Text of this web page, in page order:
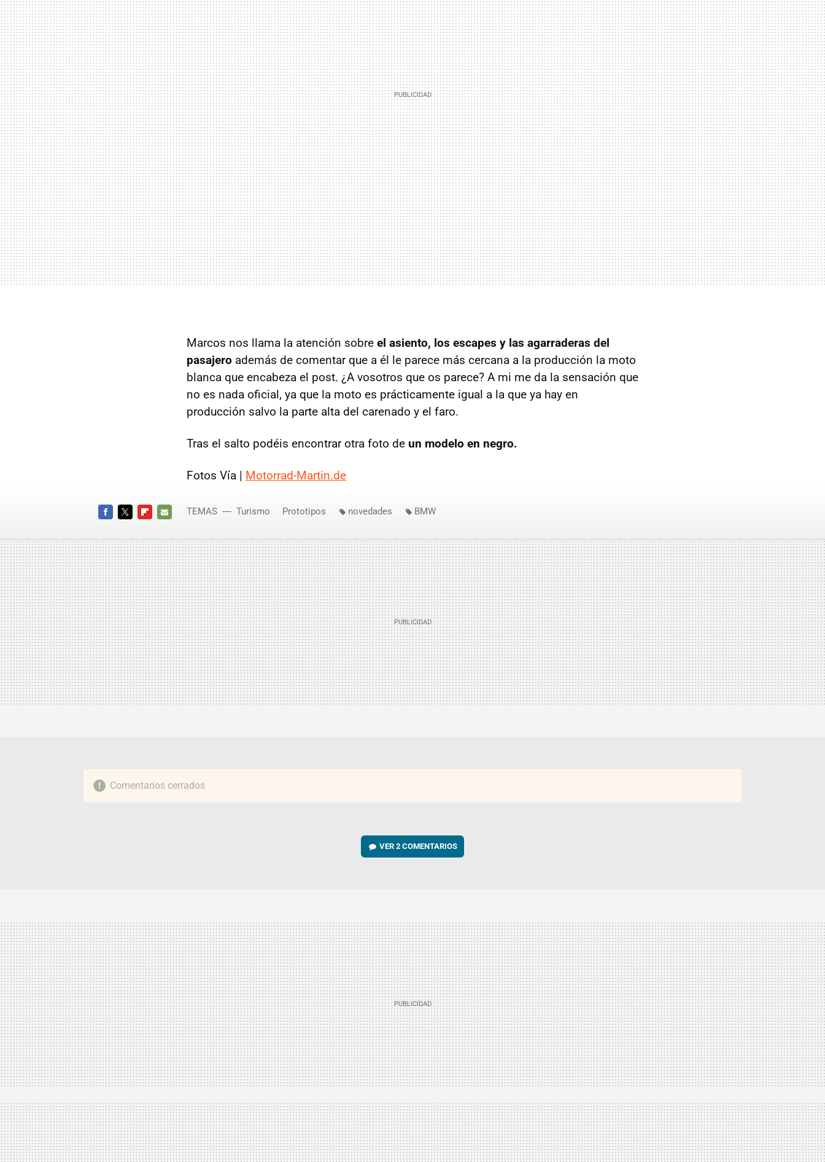
Marcos nos llama la atención sobre el asiento, los escapes y las agarraderas del
pasajero además de comentar que a él le parece más cercana a la producción la moto
blanca que encabeza el post. ¿A vosotros que os parece? A mi me da la sensación que
no es nada oficial, ya que la moto es prácticamente igual a la que ya hay en
producción salvo la parte alta del carenado y el faro.
Tras el salto podéis encontrar otra foto de un modelo en negro.
Fotos Vía | Motorrad-Martin.de
MAIL
TEMAS Turismo Prototipos novedades BMW
Comentarios cerrados
VER2 COMENTARIOS